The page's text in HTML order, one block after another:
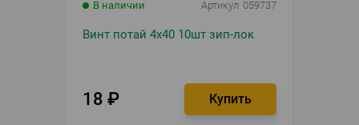
В наличии Артикул 059737
Винт потай 4х40 10шт зип-лок
18 ₽